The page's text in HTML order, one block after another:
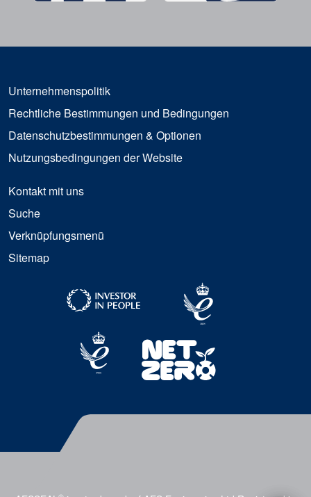
Unternehmenspolitik
Rechtliche Bestimmungen und Bedingungen
Datenschutzbestimmungen & Optionen
Nutzungsbedingungen der Website
Kontakt mit uns
Suche
Verknüpfungsmenü
Sitemap